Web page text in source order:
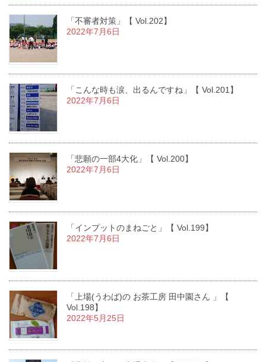
「不審者対策」【 Vol.202】
2022年7月6日
「こんな時も涙、出るんですね」【 Vol.201】
2022年7月6日
「悲願の一部4大化」【 Vol.200】
2022年7月6日
「インプットのまねごと」【 Vol.199】
2022年7月6日
「上場(うわば)の お茶工房 田中園さん 」【
Vol.198】
2022年5月25日